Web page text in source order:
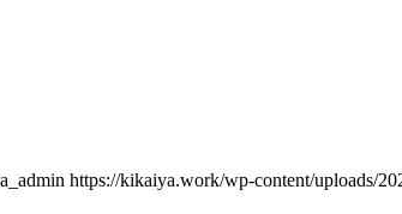
https://kikaiya.work/wp-content/uploads/